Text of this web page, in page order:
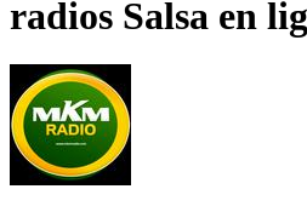
radios Salsa en